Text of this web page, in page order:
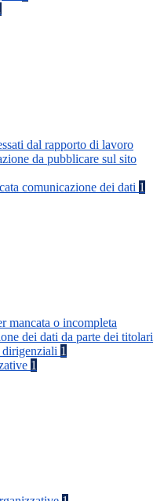
dal rapporto di lavoro
da pubblicare sul sito
comunicazione dei dati 1
mancata o incompleta
dei dati da parte dei titolari
1
1